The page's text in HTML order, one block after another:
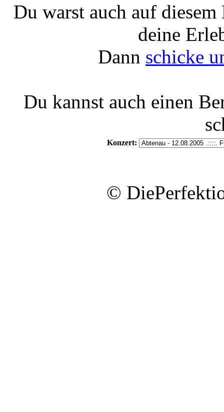
Du warst auch auf
deine
Dann schicke
Du kannst auch einen
Konzert:
©